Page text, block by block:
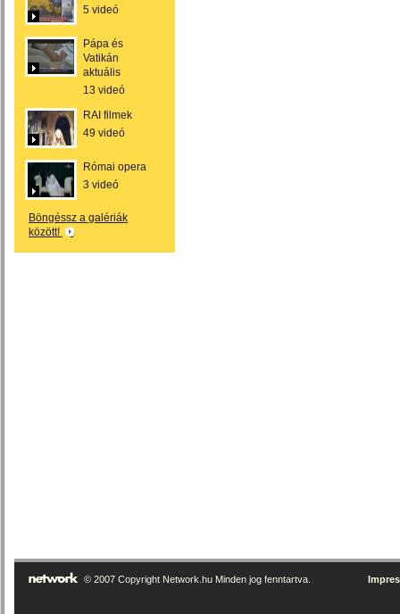
5 videó
Pápa és
Vatikán
aktuális
13 videó
RAI filmek
49 videó
Római opera
3 videó
Böngéssz a galériák
között!
© 2007 Copyright Network.hu Minden jog fenntartva.